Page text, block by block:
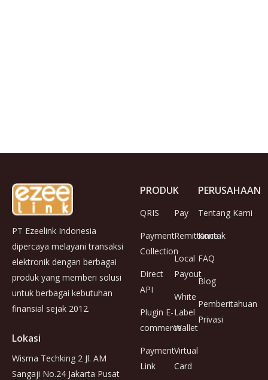
PT Ezeelink Indonesia
dipercaya melayani transaksi
elektronik dengan berbagai
produk yang memberi solusi
untuk berbagai kebutuhan
finansial sejak 2012.
Lokasi
Wisma Techking 2 Jl. AM
Sangaji No.24 Jakarta Pusat
PRODUK
QRIS
Payment
Collection
Direct
API
Plugin E-
commerce
Payment
Link
Pay
Remittance
Local
Payout
White
Label
Wallet
Virtual
Card
PERUSAHAAN
Tentang Kami
Kontak
FAQ
Blog
Pemberitahuan
Privasi